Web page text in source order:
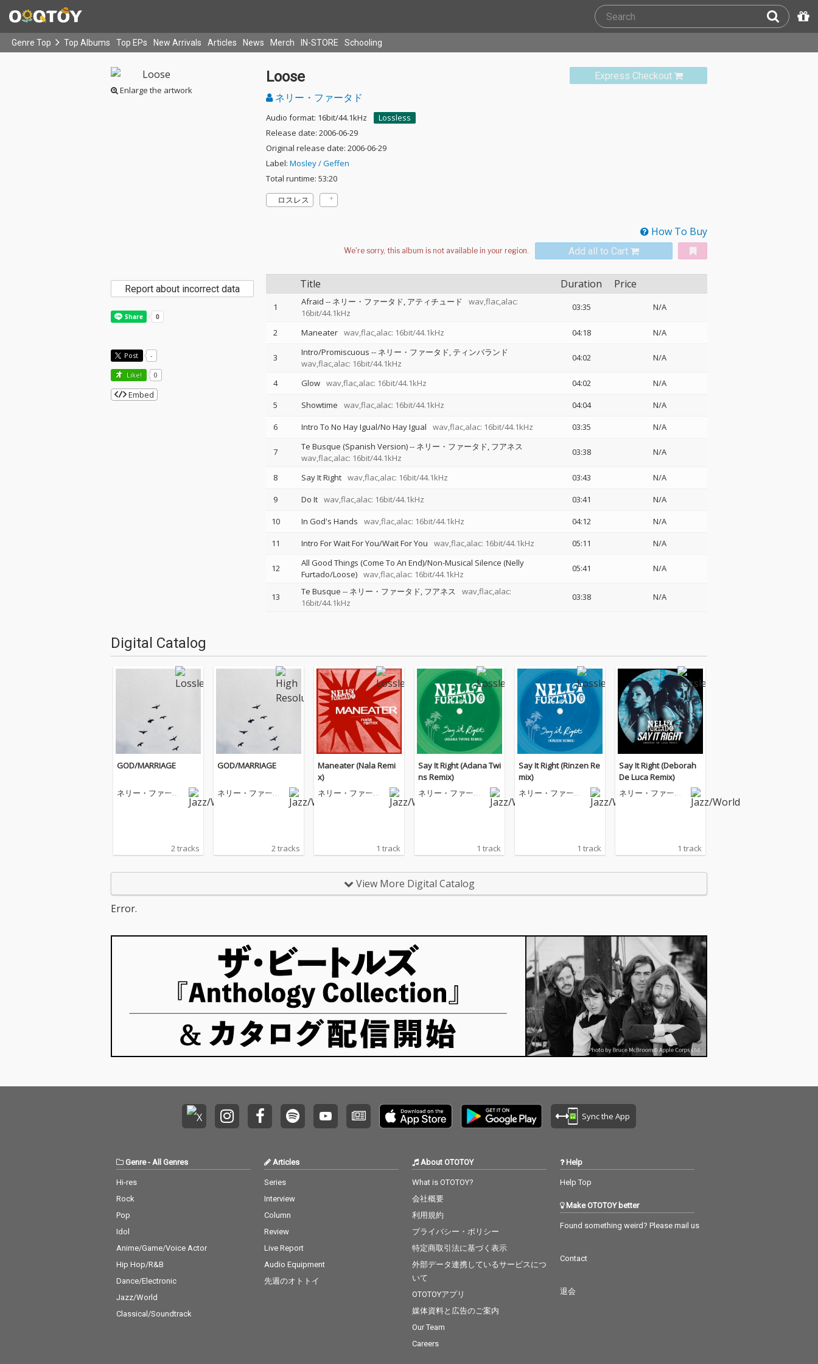
Genre Top Top Albums Top EPs New Arrivals Articles News Merch IN-STORE Schooling
Enlarge the artwork
Express Checkout
Loose
ネリー・ファータド
Audio format: 16bit/44.1kHz
Lossless
Release date: 2006-06-29
Original release date: 2006-06-29
Label: Mosley / Geffen
Total runtime: 53:20
ロスレス
How To Buy
Add all to Cart
Title Duration Price
1 Afraid -- ネリー・ファータド アティチュード
wav,flac,alac:
16bit/44.1kHz
03:35 N/A
2 Maneater wav,flac,alac: 16bit/44.1kHz 04:18 N/A
3 Intro/Promiscuous -- ネリー・ファータド ティンバランド
wav,flac,alac: 16bit/44.1kHz
04:02 N/A
4 Glow wav,flac,alac: 16bit/44.1kHz 04:02
N/A
5
Showtime wav,flac,alac: 16bit/44.1kHz 04:04
N/A
6
Intro To No Hay Igual/No Hay Igual wav,flac,alac: 16bit/44.1kHz 03:35 N/A
7 Te Busque (Spanish Version)-- ネリー・ファータド フアネス
wav,flac,alac: 16bit/44.1kHz
03:38 N/A
8 Say It Right wav,flac,alac: 16bit/44.1kHz 03:43
N/A
9
Do It wav,flac,alac: 16bit/44.1kHz 03:41
N/A
10
In God's Hands wav,flac,alac: 16bit/44.1kHz 04:12
N/A
11
Intro For Wait For You/Wait For You wav,flac,alac: 16bit/44.1kHz 05:11 N/A
12
All Good Things (Come To An End)/Non-Musical Silence (Nelly
Furtado/Loose) wav,flac,alac: 16bit/44.1kHz
05:41 N/A
13 Te Busque -- ネリー・ファータド フアネス
wav,flac,alac:
16bit/44.1kHz
03:38 N/A
Report about incorrect data
Post -
Like! 0
Embed
Digital Catalog
GOD/MARRIAGE
ネリー・ファータ
2 tracks
GOD/MARRIAGE
ネリー・ファータ
2 tracks
Maneater (Nala Remi
x)
ネリー・ファータ
1 track
Say It Right (Adana Twi
ns Remix)
ネリー・ファータ
1 track
Say It Right (Rinzen Re
mix)
ネリー・ファータ
1 track
Say It Right (Deborah
De Luca Remix)
ネリー・ファータ
1 track
View More Digital Catalog
Error.
Sync the App
Genre- All Genres
Hi-res
Rock
Pop
Idol
Anime/Game/Voice Actor
Hip Hop/R&B
Dance/Electronic
Jazz/World
Classical/Soundtrack
Articles
Series
Interview
Column
Review
Live Report
Audio Equipment
先週のオトトイ
About OTOTOY
What is OTOTOY?
会社概要
利用規約
プライバシー・ポリシー
特定商取引法に基づく表示
外部データ連携しているサービスにつ
いて
OTOTOYアプリ
媒体資料と広告のご案内
Our Team
Careers
Help
Help Top
Make OTOTOY better
Found something weird? Please mail us
Contact
退会